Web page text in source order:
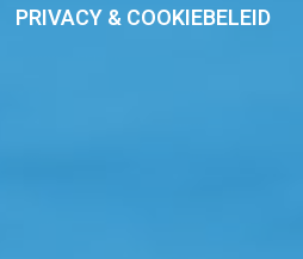
PRIVACY & COOKIEBELEID